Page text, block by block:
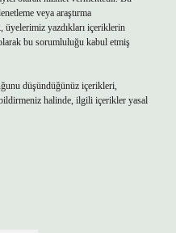
veya araştırma
üyelerimiz yazdıkları içeriklerin
bu sorumluluğu kabul etmiş
düşündüğünüz içerikleri,
halinde, ilgili içerikler yasal